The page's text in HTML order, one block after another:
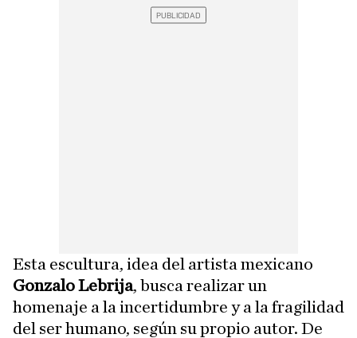
Esta escultura, idea del artista mexicano
Gonzalo Lebrija, busca realizar un
homenaje a la incertidumbre y a la fragilidad
del ser humano, según su propio autor. De